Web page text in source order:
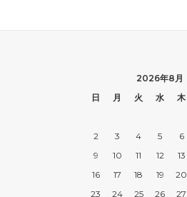
2026年8月
日
月 火 水 木
2
3 4 5 6
9
10 11 12 13
16
17 18 19 20
23
24 25 26 27